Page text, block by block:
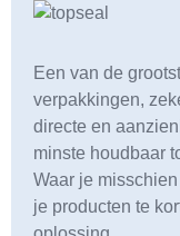
Een van de
verpakkingen,
directe en
minste houdbaar
Waar je
je producten te